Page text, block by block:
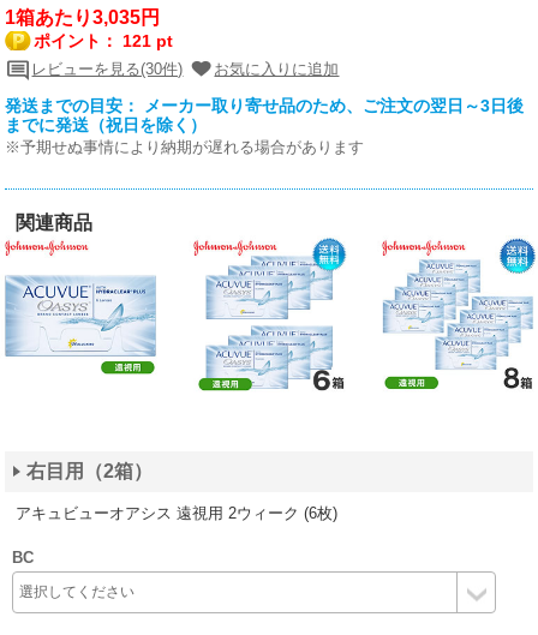
1箱あたり3,035円
ポイント： 121 pt
レビューを見る(30件) お気に入りに追加
発送までの目安： メーカー取り寄せ品のため、ご注文の翌日～3日後
までに発送（祝日を除く）
※予期せぬ事情により納期が遅れる場合があります
関連商品
右目用（2箱）
アキュビューオアシス 遠視用 2ウィーク (6枚)
BC